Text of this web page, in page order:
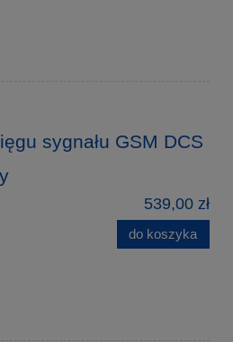
sygnału GSM DCS
539,00 zł
do koszyka